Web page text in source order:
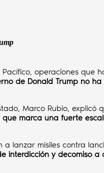
operaciones
de Donald Trump no
Marco Rubio,
marca una fuerte
lanzar misiles contra
interdicción y decomiso a